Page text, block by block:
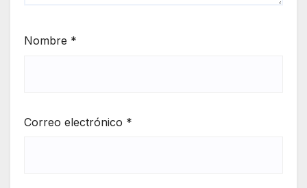
Nombre *
Correo electrónico *